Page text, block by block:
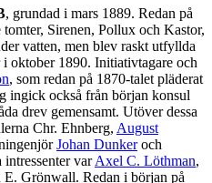
, grundad i mars 1889. Redan på
Sirenen, Pollux och Kastor,
vatten, men blev raskt utfyllda
oktober 1890. Initiativtagare och
, som redan på 1870-talet pläderat
ingick också från början konsul
drev gemensamt. Utöver dessa
Chr. Ehnberg, August
Johan Dunkeroch
varAxel C. Löthman,
E. Grönwall. Redan i början på